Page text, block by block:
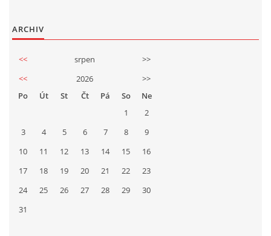
ARCHIV
<< srpen
>>
<<
2026
>>
Po
Út St Čt Pá So
Ne
1
2
3
4 5 6 7 8
9
10
11 12 13 14 15
16
17
18 19 20 21 22
23
24
25 26 27 28 29
30
31